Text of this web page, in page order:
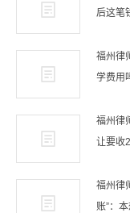
后这笔
福州律
学费用
福州律
让要收
福州律
账”：